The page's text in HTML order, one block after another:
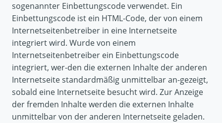
sogenannter Einbettungscode verwendet. Ein
Einbettungscode ist ein HTML-Code, der von einem
Internetseitenbetreiber in eine Internetseite
integriert wird. Wurde von einem
Internetseitenbetreiber ein Einbettungscode
integriert, wer-den die externen Inhalte der anderen
Internetseite standardmäßig unmittelbar an-gezeigt,
sobald eine Internetseite besucht wird. Zur Anzeige
der fremden Inhalte werden die externen Inhalte
unmittelbar von der anderen Internetseite geladen.